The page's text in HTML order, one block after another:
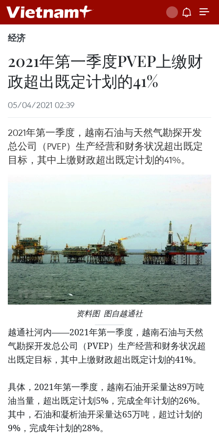
经济
2021年第一季度PVEP上缴财
政超出既定计划的41%
05/04/2021 02:39
2021年第一季度，越南石油与天然气勘探开发
总公司（PVEP）生产经营和财务状况超出既定
目标，其中上缴财政超出既定计划的41%。
资料图 图自越通社
越通社河内——2021年第一季度，越南石油与天然
气勘探开发总公司（PVEP）生产经营和财务状况超
出既定目标，其中上缴财政超出既定计划的41%。
具体，2021年第一季度，越南石油开采量达89万吨
油当量，超出既定计划5%，完成全年计划的26%。
其中，石油和凝析油开采量达65万吨，超过计划的
9%，完成年计划的28%。